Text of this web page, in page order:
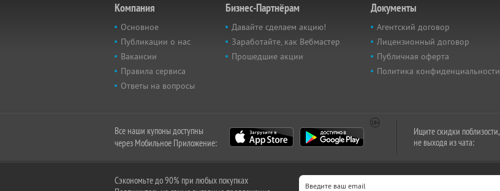
Компания
Основное
Публикации о нас
Вакансии
Правила сервиса
Ответы на вопросы
Бизнес-Партнёрам
Давайте сделаем акцию!
Заработайте, как Вебмастер
Прошедшие акции
Документы
Агентский договор
Лицензионный договор
Публичная оферта
Политика конфиденциальности
Все наши купоны доступны
через Мобильное Приложение:
Ищите скидки поблизости,
не выходя из чата:
Сэкономьте до 90% при любых покупках